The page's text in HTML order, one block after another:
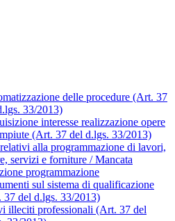
delle procedure (Art. 37
33/2013)
interesse realizzazione opere
(Art. 37 del d.lgs. 33/2013)
alla programmazione di lavori,
servizi e forniture / Mancata
programmazione
sul sistema di qualificazione
37 del d.lgs. 33/2013)
illeciti professionali (Art. 37 del